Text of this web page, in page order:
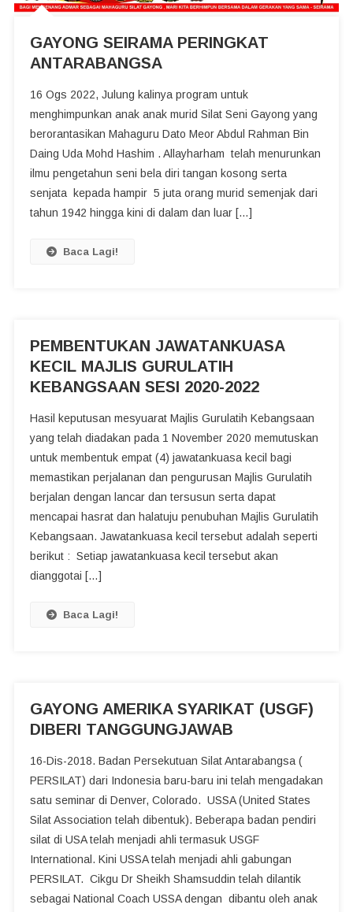
GAYONG SEIRAMA PERINGKAT
ANTARABANGSA
16 Ogs 2022, Julung kalinya program untuk
menghimpunkan anak anak murid Silat Seni Gayong yang
berorantasikan Mahaguru Dato Meor Abdul Rahman Bin
Daing Uda Mohd Hashim . Allayharham telah menurunkan
ilmu pengetahun seni bela diri tangan kosong serta
senjata kepada hampir 5 juta orang murid semenjak dari
tahun 1942 hingga kini di dalam dan luar […]
Baca Lagi!
PEMBENTUKAN JAWATANKUASA
KECIL MAJLIS GURULATIH
KEBANGSAAN SESI 2020-2022
Hasil keputusan mesyuarat Majlis Gurulatih Kebangsaan
yang telah diadakan pada 1 November 2020 memutuskan
untuk membentuk empat (4) jawatankuasa kecil bagi
memastikan perjalanan dan pengurusan Majlis Gurulatih
berjalan dengan lancar dan tersusun serta dapat
mencapai hasrat dan halatuju penubuhan Majlis Gurulatih
Kebangsaan. Jawatankuasa kecil tersebut adalah seperti
berikut : Setiap jawatankuasa kecil tersebut akan
dianggotai […]
Baca Lagi!
GAYONG AMERIKA SYARIKAT (USGF)
DIBERI TANGGUNGJAWAB
16-Dis-2018. Badan Persekutuan Silat Antarabangsa (
PERSILAT) dari Indonesia baru-baru ini telah mengadakan
satu seminar di Denver, Colorado. USSA (United States
Silat Association telah dibentuk). Beberapa badan pendiri
silat di USA telah menjadi ahli termasuk USGF
International. Kini USSA telah menjadi ahli gabungan
PERSILAT. Cikgu Dr Sheikh Shamsuddin telah dilantik
sebagai National Coach USSA dengan dibantu oleh anak